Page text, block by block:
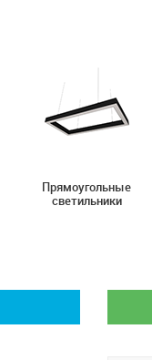
Прямоугольные
светильники